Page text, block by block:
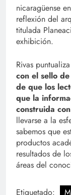
nicaragüense
reflexión del
titulada
exhibición.
Rivas
con el sello
de que los
que la
construida
llevarse a la
sabemos que
productos
resultados de
áreas del
Etiquetado: